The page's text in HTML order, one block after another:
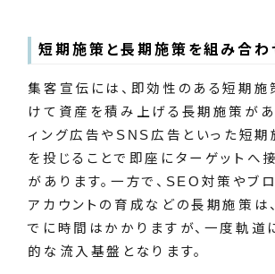
短期施策と長期施策を組み合わ
集客宣伝には、即効性のある短期施
けて資産を積み上げる長期施策があ
ィング広告やSNS広告といった短期
を投じることで即座にターゲットへ
があります。一方で、SEO対策やブ
アカウントの育成などの長期施策は
でに時間はかかりますが、一度軌道
的な流入基盤となります。